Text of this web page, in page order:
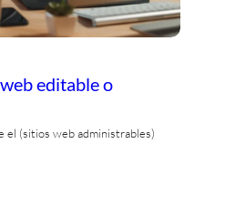
editable o
el (sitios web administrables)